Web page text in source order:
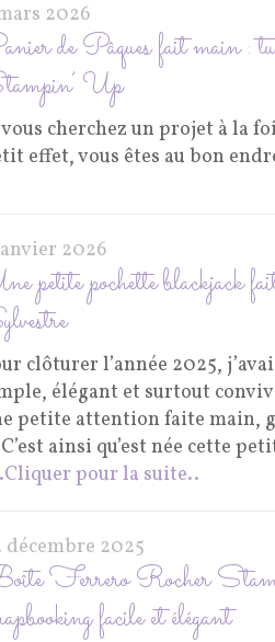
2026
de Pâques fait main :
Up
cherchez un projet à la
effet, vous êtes au bon
2026
petite pochette blackjack
clôturer l’année 2025,
élégant et surtout
petite attention faite main,
ainsi qu’est née cette
pour la suite..
décembre 2025
Ferrero Rocher
facile et élégant